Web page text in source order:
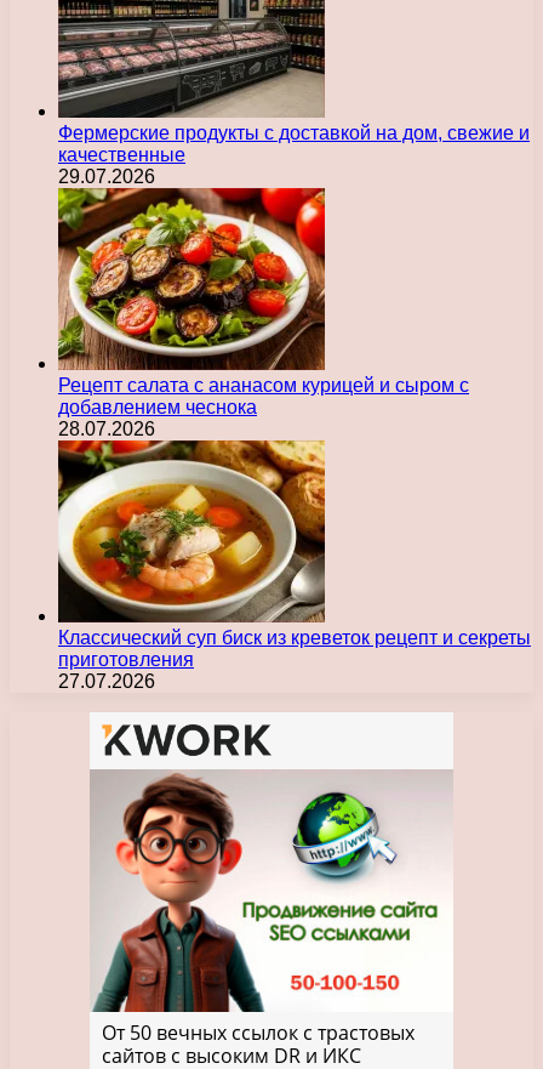
Фермерские продукты с доставкой на дом, свежие и
качественные
29.07.2026
Рецепт салата с ананасом курицей и сыром с
добавлением чеснока
28.07.2026
Классический суп биск из креветок рецепт и секреты
приготовления
27.07.2026